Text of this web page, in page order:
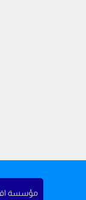
مؤسسة